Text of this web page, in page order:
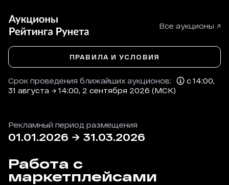
Все аукционы ↗
Срок проведения ближайших аукционов:
с 14:00,
31 августа → 14:00, 2 сентября 2026 (МСК)
ПРАВИЛА И УСЛОВИЯ
Рекламный период размещения
01.01.2026 → 31.03.2026
Работа с
маркетплейсами